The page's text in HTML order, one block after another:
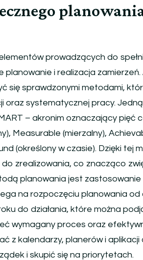
prowadzących do
planowanie i realizacja
się sprawdzonymi metodami,
oraz systematycznej pracy.
– akronim oznaczający pięć
Measurable (mierzalny),
(określony w czasie). Dzięki tej
do zrealizowania, co znacząco
planowania jest
na rozpoczęciu planowania
do działania, które można
wymagany proces oraz
z kalendarzy, planerów i
i skupić się na priorytetach.